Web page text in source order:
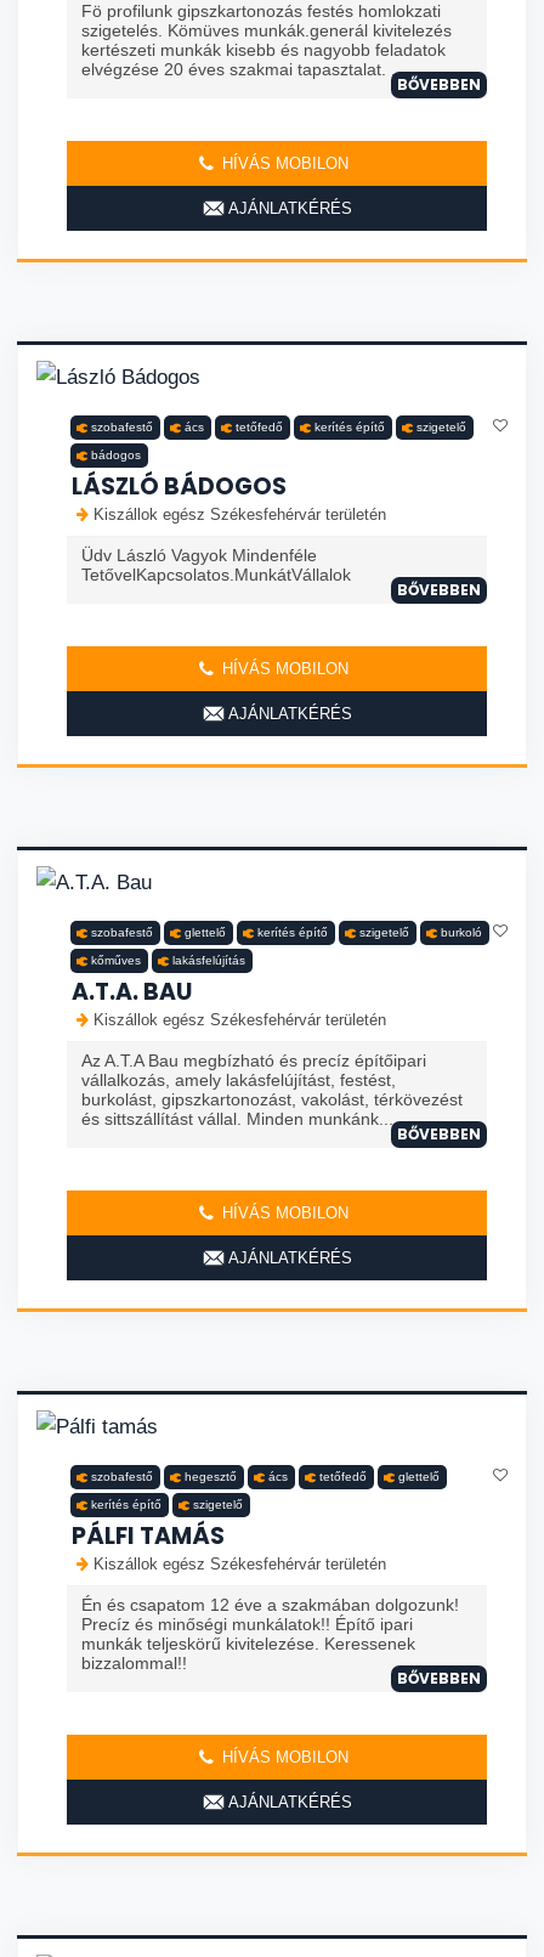
Fö profilunk gipszkartonozás festés homlokzati
szigetelés. Kömüves munkák.generál kivitelezés
kertészeti munkák kisebb és nagyobb feladatok
elvégzése 20 éves szakmai tapasztalat. ...
BŐVEBBEN
HÍVÁS MOBILON
AJÁNLATKÉRÉS
szobafestő ács tetőfedő kerítés építő szigetelő
bádogos
LÁSZLÓ BÁDOGOS
Kiszállok egész Székesfehérvár területén
Üdv László Vagyok Mindenféle
TetővelKapcsolatos.MunkátVállalok
BŐVEBBEN
HÍVÁS MOBILON
AJÁNLATKÉRÉS
szobafestő glettelő kerítés építő szigetelő burkoló
kőműves lakásfelújítás
A.T.A. BAU
Kiszállok egész Székesfehérvár területén
Az A.T.A Bau megbízható és precíz építőipari
vállalkozás, amely lakásfelújítást, festést,
burkolást, gipszkartonozást, vakolást, térkövezést
és sittszállítást vállal. Minden munkánk...
BŐVEBBEN
HÍVÁS MOBILON
AJÁNLATKÉRÉS
szobafestő hegesztő ács tetőfedő glettelő
kerítés építő szigetelő
PÁLFI TAMÁS
Kiszállok egész Székesfehérvár területén
Én és csapatom 12 éve a szakmában dolgozunk!
Precíz és minőségi munkálatok!! Építő ipari
munkák teljeskörű kivitelezése. Keressenek
bizzalommal!!
BŐVEBBEN
HÍVÁS MOBILON
AJÁNLATKÉRÉS